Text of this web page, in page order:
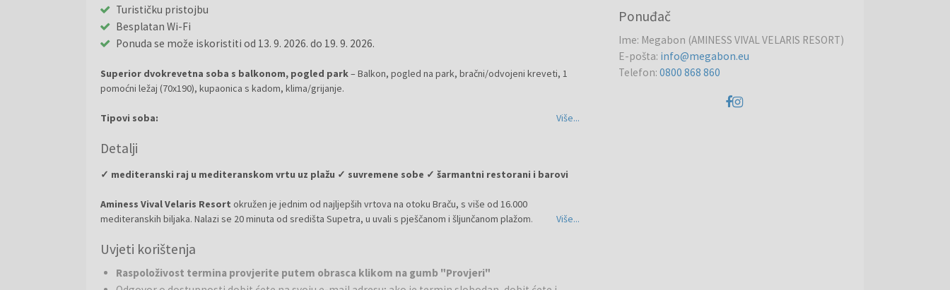
Turističku pristojbu
Besplatan Wi-Fi
Ponuda se može iskoristiti od 13. 9. 2026. do 19. 9. 2026.
Superior dvokrevetna soba s balkonom, pogled park– Balkon, pogled na park, bračni/odvojeni kreveti, 1
pomoćni ležaj (70x190), kupaonica s kadom, klima/grijanje.
Tipovi soba:
➜ S2BP - Superior dvokrevetna soba s balkonom, pogled park (mogućnost dodatnog ležaja)
Više...
Detalji
✓ mediteranski raj u mediteranskom vrtu uz plažu ✓ suvremene sobe ✓ šarmantni restorani i barovi
Aminess Vival Velaris Resort okružen je jednim od najljepših vrtova na otoku Braču, s više od 16.000
mediteranskih biljaka. Nalazi se 20 minuta od središta Supetra, u uvali s pješčanom i šljunčanom plažom.
odiše Mediteranom, Aminess Vival Velaris Resort će vas oduševiti. Sobe u resortu nude pogled na more ili na
Više...
Uvjeti korištenja
Raspoloživost termina provjerite putem obrasca klikom na gumb "Provjeri"
Ponuđač
Ime: Megabon (AMINESS VIVAL VELARIS RESORT)
E-pošta: info@megabon.eu
Telefon:0800 868 860